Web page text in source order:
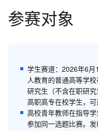
参赛对象
学生赛道：2026年6
人教育的普通高等学
研究生（不含在职研究
高职高专在校学生，可
高校青年教师在指导
参加同一选题比赛。